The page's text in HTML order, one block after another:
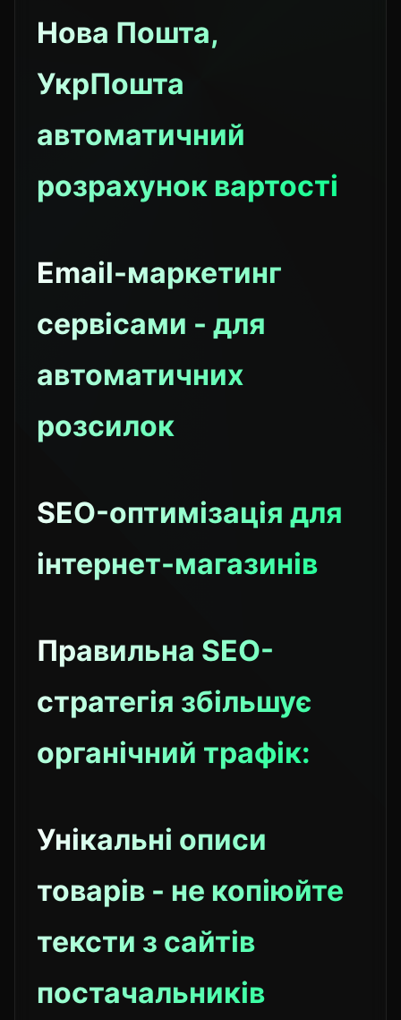
Нова Пошта,
УкрПошта
автоматичний
розрахунок вартості
Email-маркетинг
сервісами - для
автоматичних
розсилок
SEO-оптимізація для
інтернет-магазинів
Правильна SEO-
стратегія збільшує
органічний трафік:
Унікальні описи
товарів - не копіюйте
тексти з сайтів
постачальників